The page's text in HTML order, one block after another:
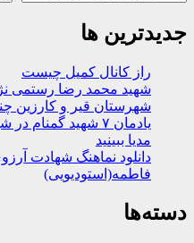
جدیدترین ها
راز کانال کمیل چیست
شهید محمد رضا رستمی
شهرستان قیر و کارزین
یادمان ۷ شهید
مدیا ببینید
دانلود نماهنگ شهادت
فاطمه(استودیویی)
دسته‌ها